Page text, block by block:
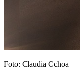
Foto: Claudia Ochoa